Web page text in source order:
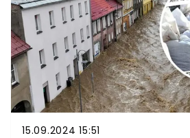
15.09.2024 15:51